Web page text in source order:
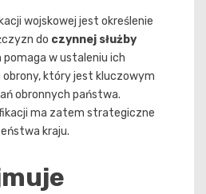
wojskowej jest określenie
do czynnej służby
pomaga w ustaleniu ich
który jest kluczowym
obronnych państwa.
ma zatem strategiczne
kraju.